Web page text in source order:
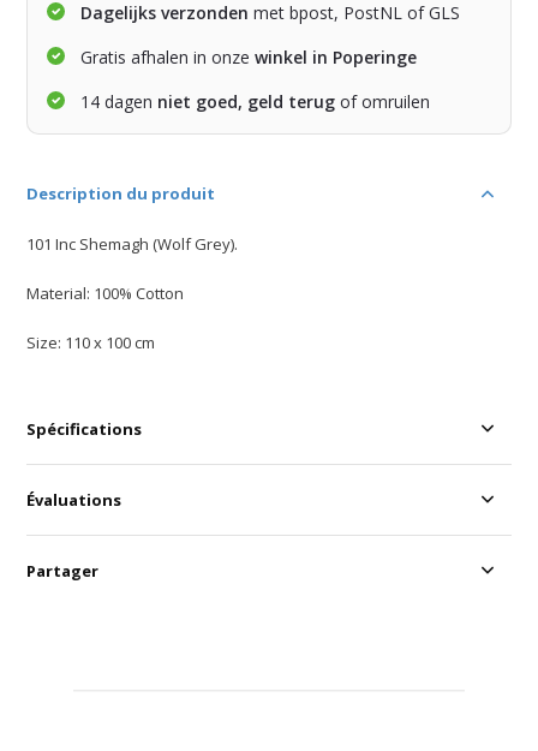
Dagelijks verzonden met bpost, PostNL of GLS
Gratis afhalen in onzewinkel in Poperinge
14 dagen niet goed, geld terug of omruilen
Description du produit
101 Inc Shemagh (Wolf Grey).
Material: 100% Cotton
Size: 110 x 100 cm
Spécifications
Évaluations
Partager